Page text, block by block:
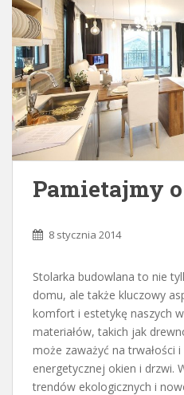
Pamietajmy
8 stycznia 2014
Stolarka budowlana to nie
domu, ale także kluczowy
komfort i estetykę naszych
materiałów, takich jak
może zaważyć na trwałości
energetycznej okien i drzwi.
trendów ekologicznych i